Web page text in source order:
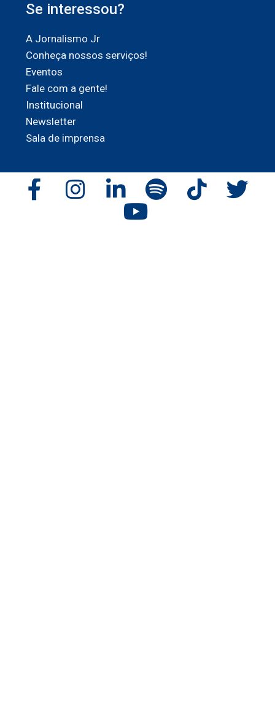
Se interessou?
A Jornalismo Jr
Conheça nossos serviços!
Eventos
Fale com a gente!
Institucional
Newsletter
Sala de imprensa